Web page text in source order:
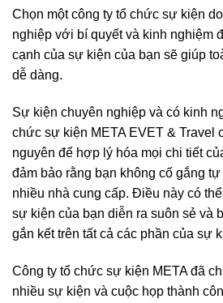
Chọn một công ty tổ chức sự kiện
nghiệp với bí quyết và kinh nghiệm
cạnh của sự kiện của bạn sẽ giúp
dễ dàng.
Sự kiện chuyên nghiệp và có kinh
chức sự kiện META EVET & Travel
nguyên để hợp lý hóa mọi chi tiết
đảm bảo rằng bạn không cố gắng
nhiều nhà cung cấp. Điều này có
sự kiện của bạn diễn ra suôn sẻ và
gắn kết trên tất cả các phần của sự
Công ty tổ chức sự kiện META đã
nhiều sự kiện và cuộc họp thành